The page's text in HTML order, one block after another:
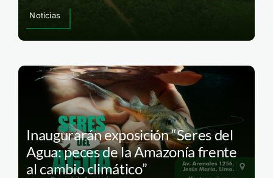
Noticias
Inaugurarán exposición “Seres del
Agua: peces de la Amazonía frente
al cambio climático”